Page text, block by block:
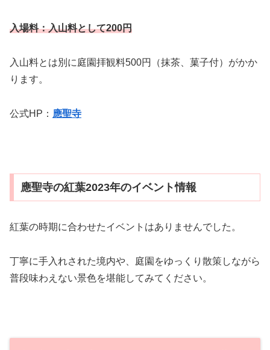
入場料：入山料として200円
入山料とは別に庭園拝観料500円（抹茶、菓子付）がかか
ります。
公式HP： 應聖寺
應聖寺の紅葉2023年のイベント情報
紅葉の時期に合わせたイベントはありませんでした。
丁寧に手入れされた境内や、庭園をゆっくり散策しながら
普段味わえない景色を堪能してみてください。